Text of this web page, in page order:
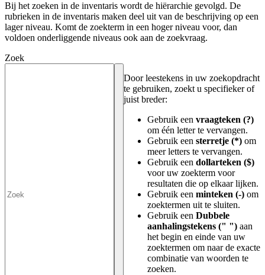
Bij het zoeken in de inventaris wordt de hiërarchie gevolgd. De
rubrieken in de inventaris maken deel uit van de beschrijving op een
lager niveau. Komt de zoekterm in een hoger niveau voor, dan
voldoen onderliggende niveaus ook aan de zoekvraag.
Zoek
Door leestekens in uw zoekopdracht
te gebruiken, zoekt u specifieker of
juist breder:
Gebruik een vraagteken (?)
om één letter te vervangen.
Gebruik een sterretje (*) om
meer letters te vervangen.
Gebruik een dollarteken ($)
voor uw zoekterm voor
resultaten die op elkaar lijken.
Gebruik een minteken (-) om
zoektermen uit te sluiten.
Gebruik een Dubbele
aanhalingstekens (" ") aan
het begin en einde van uw
zoektermen om naar de exacte
combinatie van woorden te
zoeken.